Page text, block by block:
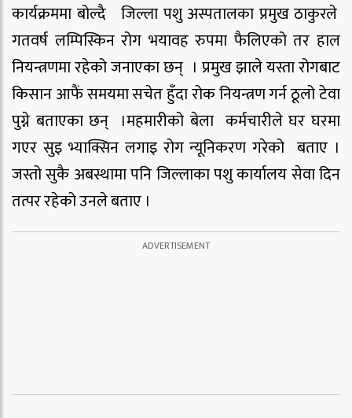
कार्यक्रममा बोल्दै जिल्ला पशु अस्पतालका प्रमुख ठाकुरले
गतवर्ष लम्पिस्किन रोग भयावह रुपमा फैलिएको तर हाल
नियन्त्रणमा रहेको जनाएका छन् । प्रमुख झाले यस्ता रोगबाट
किसान आफैं समयमा सचेत हुँदा रोक नियन्त्रण गर्न ठूलो टेवा
पुग्ने बताएका छन् ।महमारीको बेला कर्मचारीले घर घरमा
गएर सुइ भ्याक्सिन लगाइ रोग न्यूनिकरण गरेको बताए ।
जस्तो सुकै अबस्थामा पनि जिल्लाका पशु कार्यालय सेवा दिन
तत्पर रहेको उनले बताए ।